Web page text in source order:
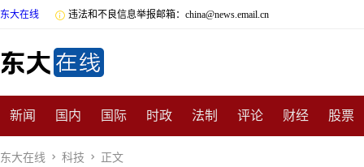
东大在线  违法和不良信息举报邮箱：china@news.email.cn
新闻 国内 国际 时政 法制 评论 财经 股票
数码 民俗 招商
东大在线  科技  正文